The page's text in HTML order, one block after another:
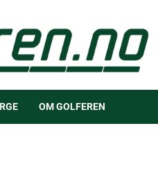
OM GOLFEREN